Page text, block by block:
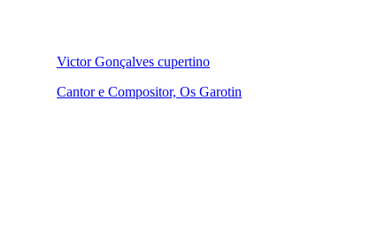
Victor Gonçalves cupertino
Cantor e Compositor, Os Garotin